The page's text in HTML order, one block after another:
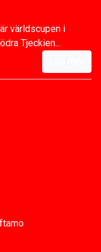
världscupen i
Tjeckien...